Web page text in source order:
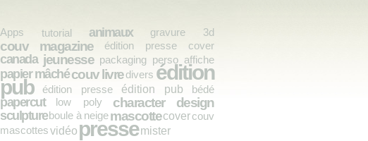
Apps tutorial animaux gravure 3d
couv magazine édition presse cover
canada jeunesse packaging perso affiche
papier mâchécouv livredivers édition
pub édition presse édition pub bédé
papercut low poly character design
sculptureboule à neigemascottecovercouv
mascottesvidéo pressemister